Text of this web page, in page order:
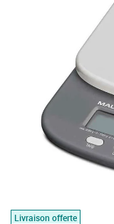
Livraison offerte